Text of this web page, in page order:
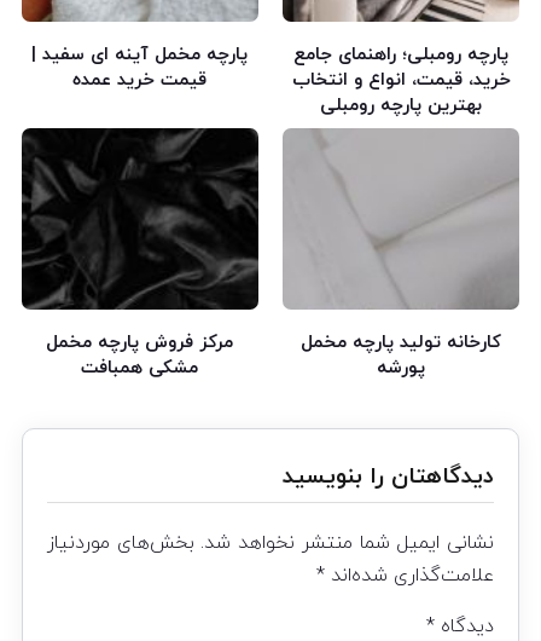
پارچه رومبلی؛ راهنمای جامع
خرید، قیمت، انواع و انتخاب
بهترین پارچه رومبلی
پارچه مخمل آینه‌ ای سفید |
قیمت خرید عمده
کارخانه تولید پارچه مخمل
پورشه
مرکز فروش پارچه مخمل
مشکی همبافت
دیدگاهتان را بنویسید
نشانی ایمیل شما منتشر نخواهد شد. بخش‌های موردنیاز
علامت‌گذاری شده‌اند *
دیدگاه *